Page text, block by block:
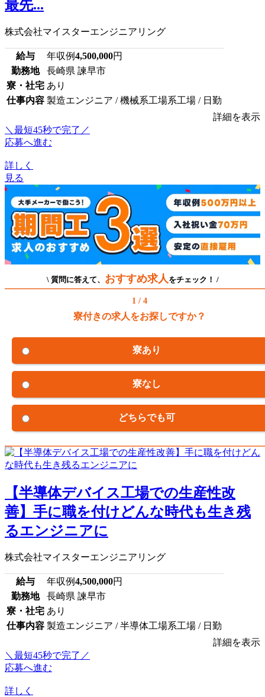
最先...
株式会社マイスターエンジニアリング
給与 年収例4,500,000円
勤務地
長崎県 諫早市
寮・社宅 あり
仕事内容 製造エンジニア / 機械系工場系工場 / 日勤
詳細を表示
＼最短45秒で完了／
応募へ進む
詳しく
見る
\ 質問に答えて、 おすすめ求人 をチェック！ /
1 / 4
寮付きの求人をお探しですか？
寮あり
寮なし
どちらでも可
【半導体デバイス工場での生産性改
善】手に職を付けどんな時代も生き残
るエンジニアに
株式会社マイスターエンジニアリング
給与 年収例4,500,000円
勤務地
長崎県 諫早市
寮・社宅 あり
仕事内容 製造エンジニア / 半導体工場系工場 / 日勤
詳細を表示
＼最短45秒で完了／
応募へ進む
詳しく